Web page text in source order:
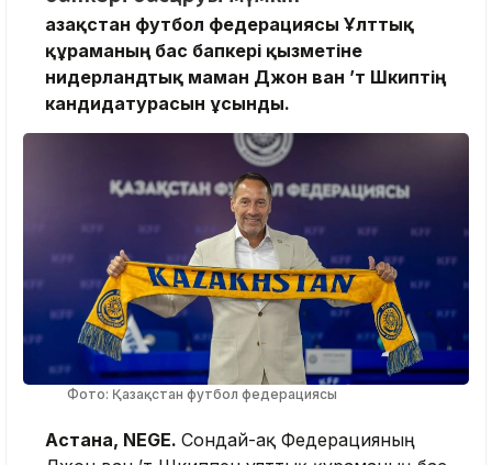
Қазақстан футбол федерациясы Ұлттық
құраманың бас бапкері қызметіне
нидерландтық маман Джон ван ’т Шкиптің
кандидатурасын ұсынды.
Фото: Қазақстан футбол федерациясы
Астана, NEGE. Сондай-ақ Федерацияның